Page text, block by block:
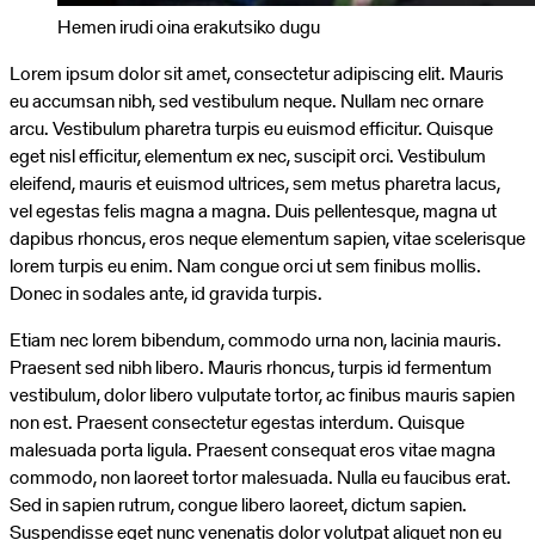
Curabitur
ipsum
laoreet,
fermentum
ipsum
sit
amet,
maximus
purus.
Hemen irudi oina erakutsiko dugu
Lorem ipsum dolor sit amet, consectetur adipiscing elit. Mauris
eu accumsan nibh, sed vestibulum neque. Nullam nec ornare
arcu. Vestibulum pharetra turpis eu euismod efficitur. Quisque
eget nisl efficitur, elementum ex nec, suscipit orci. Vestibulum
eleifend, mauris et euismod ultrices, sem metus pharetra lacus,
vel egestas felis magna a magna. Duis pellentesque, magna ut
dapibus rhoncus, eros neque elementum sapien, vitae scelerisque
lorem turpis eu enim. Nam congue orci ut sem finibus mollis.
Donec in sodales ante, id gravida turpis.
Etiam nec lorem bibendum, commodo urna non, lacinia mauris.
Praesent sed nibh libero. Mauris rhoncus, turpis id fermentum
vestibulum, dolor libero vulputate tortor, ac finibus mauris sapien
non est. Praesent consectetur egestas interdum. Quisque
malesuada porta ligula. Praesent consequat eros vitae magna
commodo, non laoreet tortor malesuada. Nulla eu faucibus erat.
Sed in sapien rutrum, congue libero laoreet, dictum sapien.
Suspendisse eget nunc venenatis dolor volutpat aliquet non eu